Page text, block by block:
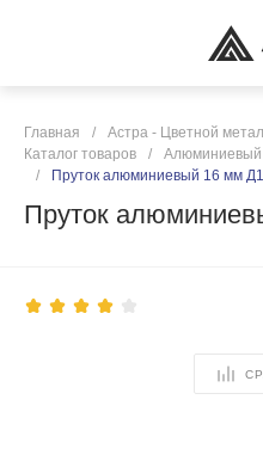
Главная / Астра - Цветной
Каталог товаров
/ Алюминиевый
/
Пруток алюминиевый 16 мм
Пруток